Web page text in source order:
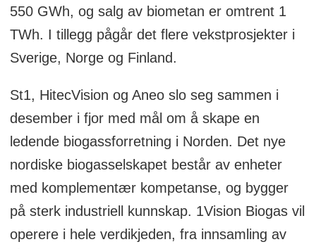
550 GWh, og salg av biometan er omtrent 1
TWh. I tillegg pågår det flere vekstprosjekter i
Sverige, Norge og Finland.
St1, HitecVision og Aneo slo seg sammen i
desember i fjor med mål om å skape en
ledende biogassforretning i Norden. Det nye
nordiske biogasselskapet består av enheter
med komplementær kompetanse, og bygger
på sterk industriell kunnskap. 1Vision Biogas vil
operere i hele verdikjeden, fra innsamling av